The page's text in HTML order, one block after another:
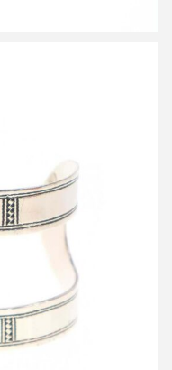
ルバーバングルブレスレ
円